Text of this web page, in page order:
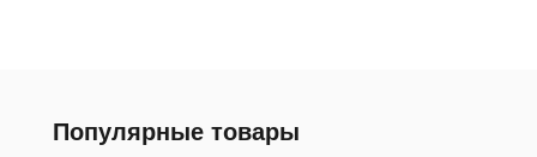
Популярные товары